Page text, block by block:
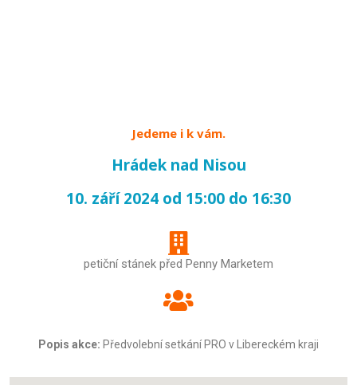
Jedeme i k vám.
Hrádek nad Nisou
10. září 2024 od 15:00 do 16:30
petiční stánek před Penny Marketem
Popis akce: Předvolební setkání PRO v Libereckém kraji